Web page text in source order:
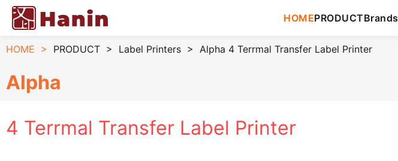
HOMEPRODUCTBrands
HOME > PRODUCT > Label Printers > Alpha 4 Terrmal Transfer Label Printer
Alpha
4 Terrmal Transfer Label Printer